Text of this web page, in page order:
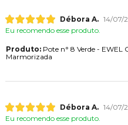
Débora A. 14/07/
Eu recomendo esse produto.
Produto:Pote n° 8 Verde - EWEL
Marmorizada
Débora A. 14/07/
Eu recomendo esse produto.